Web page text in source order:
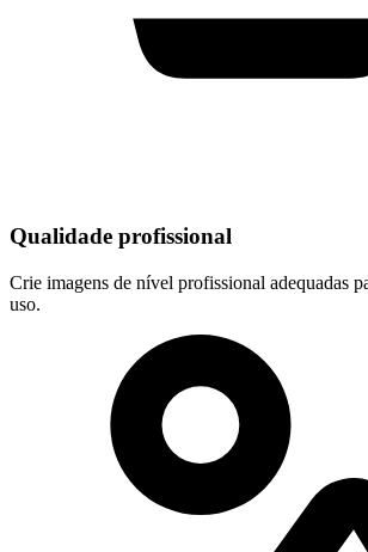
Qualidade profissional
Crie imagens de nível profissional adequadas
uso.